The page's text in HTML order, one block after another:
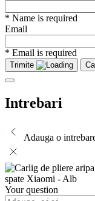
* Name is required
Email
* Email is required
Trimite
Intrebari
Adauga o
spate Xiaomi - Alb
Your question